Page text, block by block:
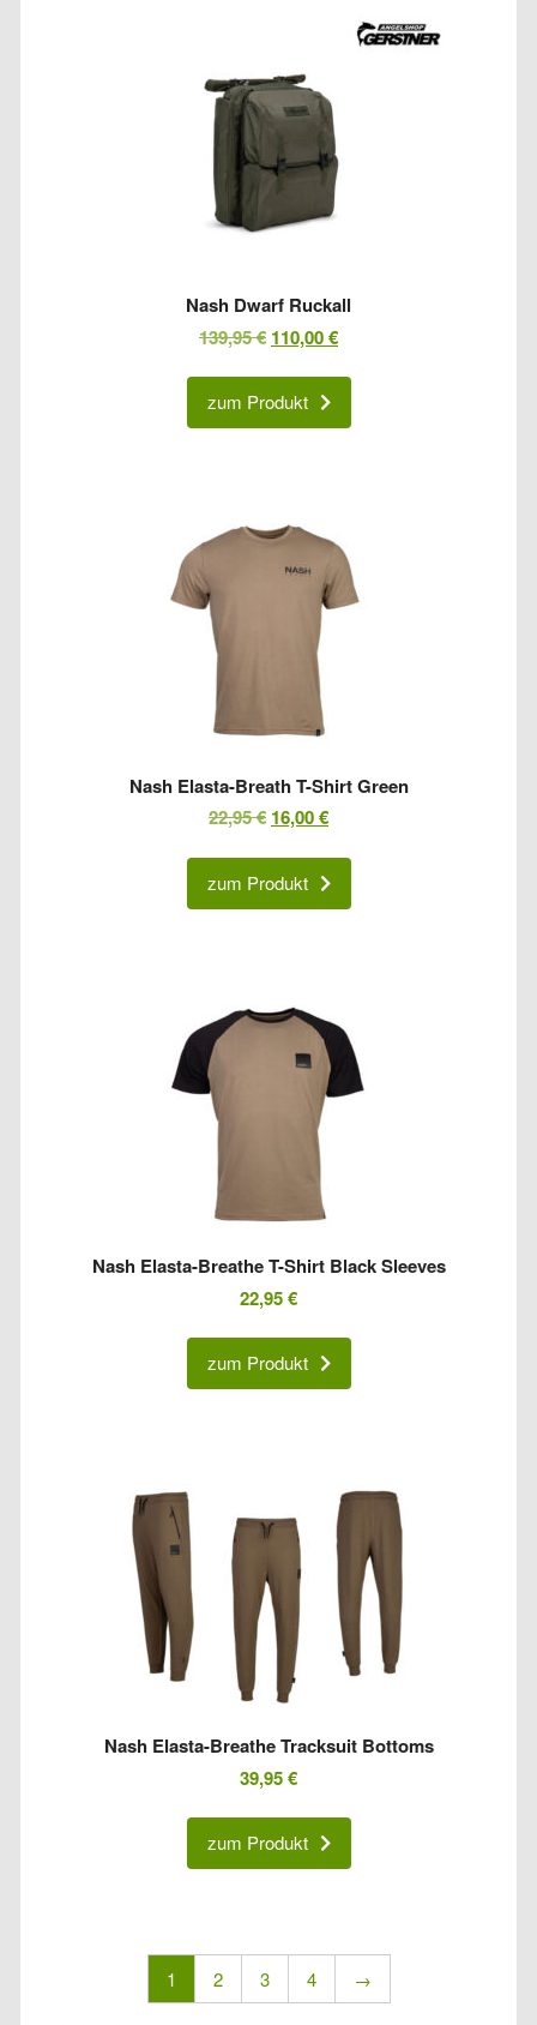
Nash Dwarf Ruckall
139,95€ Ursprünglicher
139,95 €
110,00€Aktueller
ist:
zum Produkt
Nash Elasta-Breath T-Shirt Green
22,95€ Ursprünglicher
war:
22,95 €
16,00€Aktueller
ist:
16,00 €.
zum Produkt
Nash Elasta-Breathe T-Shirt Black Sleeves
22,95€
zum Produkt
Nash Elasta-Breathe Tracksuit Bottoms
39,95€
zum Produkt
1 2 3 4 →